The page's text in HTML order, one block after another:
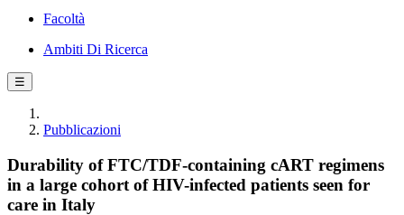
Facoltà
Ambiti Di Ricerca
☰
Pubblicazioni
Durability of FTC/TDF-containing cART regimens
in a large cohort of HIV-infected patients seen for
care in Italy